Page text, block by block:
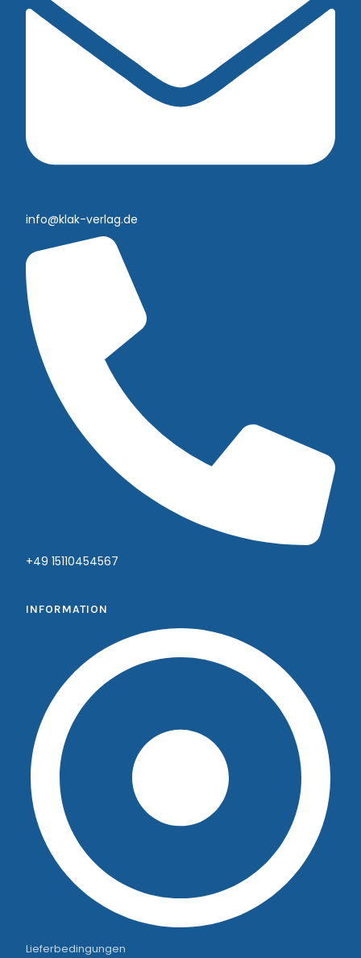
info@klak-verlag.de
+49 15110454567
INFORMATION
Lieferbedingungen